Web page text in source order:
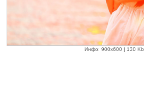
Инфо: 900х600 | 130 Kb